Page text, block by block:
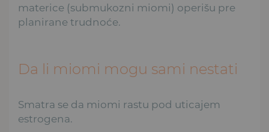
materice (submukozni miomi) operišu pre
planirane trudnoće.
Da li miomi mogu sami nestati
Smatra se da miomi rastu pod uticajem
estrogena.